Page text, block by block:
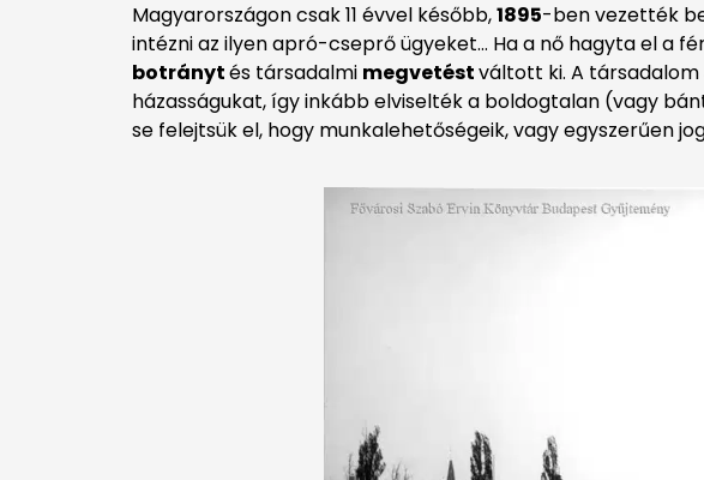
Magyarországon csak 11 évvel később,1895-ben vezették
intézni az ilyen apró-cseprő ügyeket… Ha a nő hagyta el a
botránytés társadalmi megvetéstváltott ki. A társadalom
házasságukat, így inkább elviselték a boldogtalan (vagy
se felejtsük el, hogy munkalehetőségeik, vagy egyszerűen